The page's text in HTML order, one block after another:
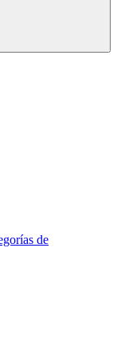
de